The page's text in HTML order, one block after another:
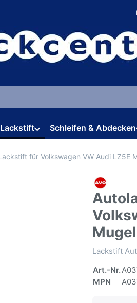
Während Sie tippen, erscheinen
Schleifen & Abdecken
für Volkswagen VW Audi LZ5E
Lackstift
Art.-Nr.
MPN